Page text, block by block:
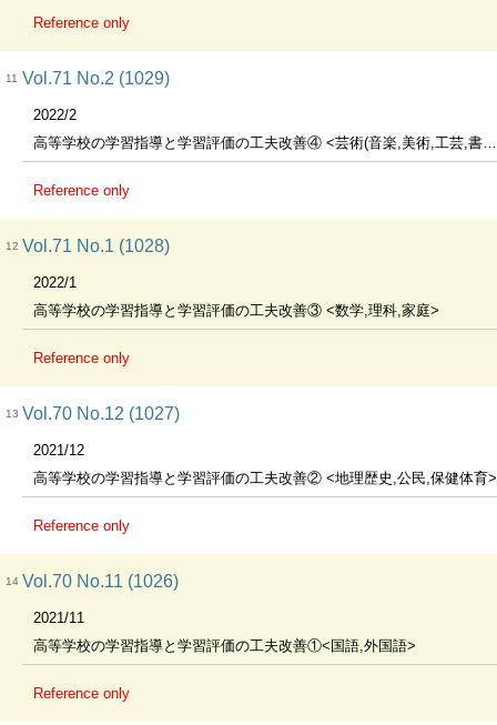
Reference only
11 Vol.71 No.2 (1029)
2022/2
高等学校の学習指導と学習評価の工夫改善④ <芸術(音楽,美術,工芸,書道)>
Reference only
12 Vol.71 No.1 (1028)
2022/1
高等学校の学習指導と学習評価の工夫改善③ <数学,理科,家庭>
Reference only
13 Vol.70 No.12 (1027)
2021/12
高等学校の学習指導と学習評価の工夫改善② <地理歴史,公民,保健体育>
Reference only
14 Vol.70 No.11 (1026)
2021/11
高等学校の学習指導と学習評価の工夫改善①<国語,外国語>
Reference only